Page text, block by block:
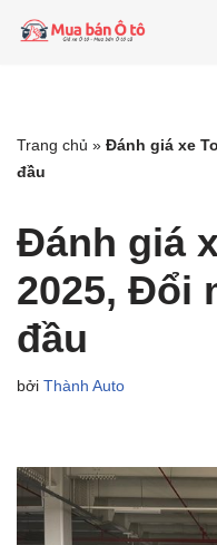
dung
Trang chủ » Đánh giá xe
đầu
Đánh giá
2025, Đổi
đầu
bởi Thành Auto